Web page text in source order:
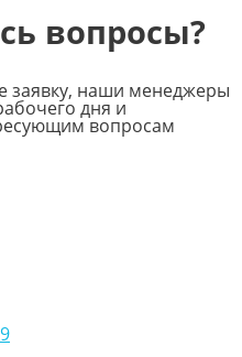
вопросы?
заявку, наши менеджеры
дня и
вопросам